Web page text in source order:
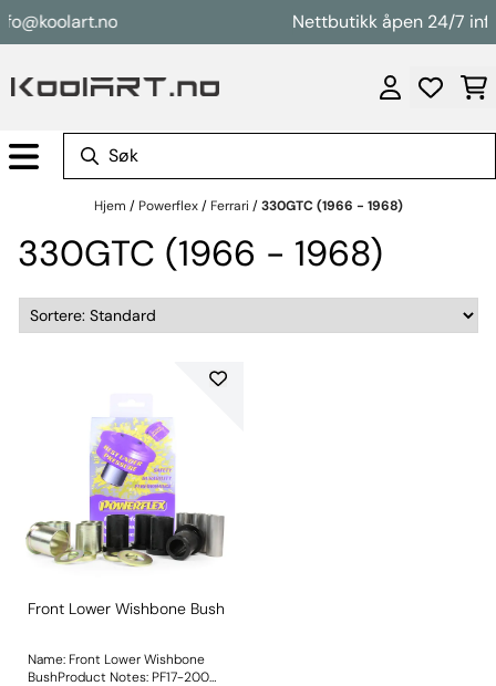
Hopp til innhold Nettbutikk åpen 24/7
Hjem / Powerflex/ Ferrari /330GTC (1966 - 1968)
330GTC (1966 - 1968)
Front Lower Wishbone Bush
Name: Front Lower Wishbone
BushProduct Notes: PF17-200